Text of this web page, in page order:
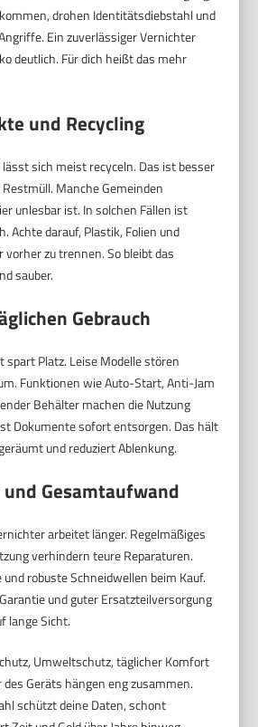
drohen Identitätsdiebstahl und
Ein zuverlässiger Vernichter
deutlich. Für dich heißt das mehr
und Recycling
sich meist recyceln. Das ist besser
Manche Gemeinden
unlesbar ist. In solchen Fällen ist
Achte darauf, Plastik, Folien und
vorher zu trennen. So bleibt das
sauber.
Gebrauch
spart Platz. Leise Modelle stören
Funktionen wie Auto-Start, Anti-Jam
Behälter machen die Nutzung
Dokumente sofort entsorgen. Das hält
und reduziert Ablenkung.
Gesamtaufwand
arbeitet länger. Regelmäßiges
verhindern teure Reparaturen.
robuste Schneidwellen beim Kauf.
und guter Ersatzteilversorgung
lange Sicht.
Umweltschutz, täglicher Komfort
des Geräts hängen eng zusammen.
schützt deine Daten, schont